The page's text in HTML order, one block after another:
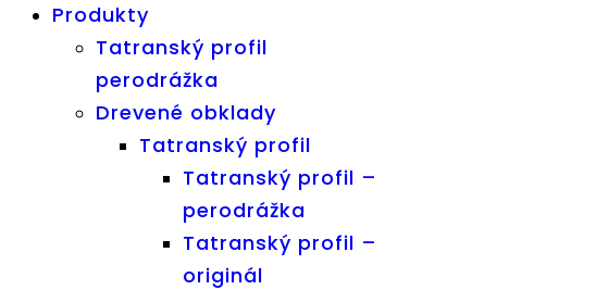
Produkty
Tatranský profil
perodrážka
Drevené obklady
Tatranský profil
Tatranský profil –
perodrážka
Tatranský profil –
originál